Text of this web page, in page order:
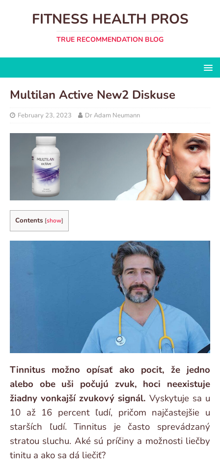
FITNESS HEALTH PROS
TRUE RECOMMENDATION BLOG
Multilan Active New2 Diskuse
February 23, 2023 Dr Adam Neumann
Contents [show]
Tinnitus možno opísať ako pocit, že jedno
alebo obe uši počujú zvuk, hoci neexistuje
žiadny vonkajší zvukový signál. Vyskytuje sa u
10 až 16 percent ľudí, pričom najčastejšie u
starších ľudí. Tinnitus je často sprevádzaný
stratou sluchu. Aké sú príčiny a možnosti liečby
tinitu a ako sa dá liečiť?